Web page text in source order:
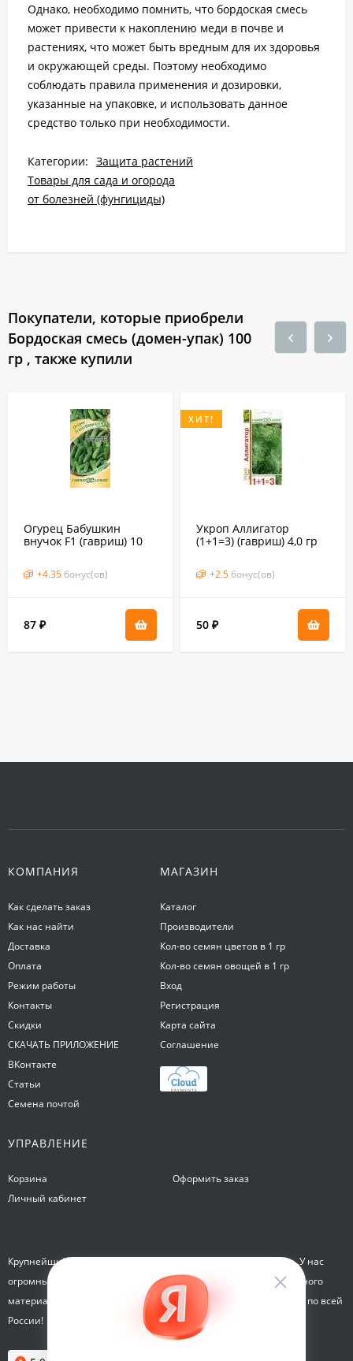
Однако, необходимо помнить, что бордоская смесь
может привести к накоплению меди в почве и
растениях, что может быть вредным для их здоровья
и окружающей среды. Поэтому необходимо
соблюдать правила применения и дозировки,
указанные на упаковке, и использовать данное
средство только при необходимости.
Категории: Защита растений
Товары для сада и огорода
от болезней (фунгициды)
Покупатели, которые приобрели
Бордоская смесь (домен-упак) 100
гр , также купили
Огурец Бабушкин
внучок F1 (гавриш) 10
+4.35 бонус(ов)
87 ₽
ХИТ!
Укроп Аллигатор
(1+1=3) (гавриш) 4,0 гр
+2.5 бонус(ов)
50 ₽
КОМПАНИЯ
Как сделать заказ
Как нас найти
Доставка
Оплата
Режим работы
Контакты
Скидки
СКАЧАТЬ ПРИЛОЖЕНИЕ
ВКонтакте
Статьи
Семена почтой
МАГАЗИН
Каталог
Производители
Кол-во семян цветов в 1 гр
Кол-во семян овощей в 1 гр
Вход
Регистрация
Карта сайта
Соглашение
УПРАВЛЕНИЕ
Корзина
Личный кабинет
Оформить заказ
Крупнейший интернет-магазин семян Семена на Яблочкова. У нас
огромный каталог семян, растений, луковиц цветов и посадочного
материала. Здесь вы можете купить семена почтой и курьером по всей
России!